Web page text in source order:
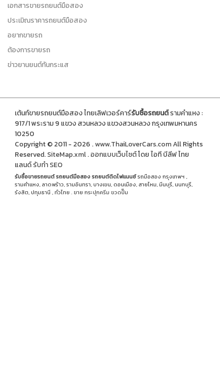
เอกสารขายรถยนต์มือสอง
ประเมิณราคารถยนต์มือสอง
อยากขายรถ
ต้องการขายรถ
ข่าวยานยนต์ทันกระแส
เต้นท์ขายรถยนต์มือสอง ไทยเลิฟเวอร์คาร์รับซื้อรถยนต์รามคำแหง :
917/1 พระราม 9 แขวง สวนหลวง แขวงสวนหลวง กรุงเทพมหานคร
10250
Copyright © 2011 - 2026 .www.ThaiLoverCars.comAll Rights
Reserved.SiteMap.xml.ออกแบบเว็บไซต์โดย ไอที บีลีฟ ไทย
แลนด์รับทำ SEO
รับซื้อขายรถยนต์รถยนต์มือสองรถยนต์ติดไฟแนนซ์รถมือสอง กรุงเทพฯ ,
รามคำแหง, ลาดพร้าว, รามอินทรา, บางเขน, ดอนเมือง, สายไหม, มีนบุรี, นนทบุรี,
รังสิต, ปทุมธานี , ทั่วไทย . ขาย กระปุกครีม ขวดปั๊ม